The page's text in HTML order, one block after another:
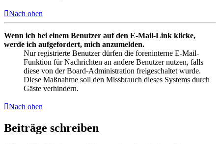
Nach oben
Wenn ich bei einem Benutzer auf den E-Mail-Link klicke,
werde ich aufgefordert, mich anzumelden.
Nur registrierte Benutzer dürfen die foreninterne E-Mail-
Funktion für Nachrichten an andere Benutzer nutzen, falls
diese von der Board-Administration freigeschaltet wurde.
Diese Maßnahme soll den Missbrauch dieses Systems durch
Gäste verhindern.
Nach oben
Beiträge schreiben